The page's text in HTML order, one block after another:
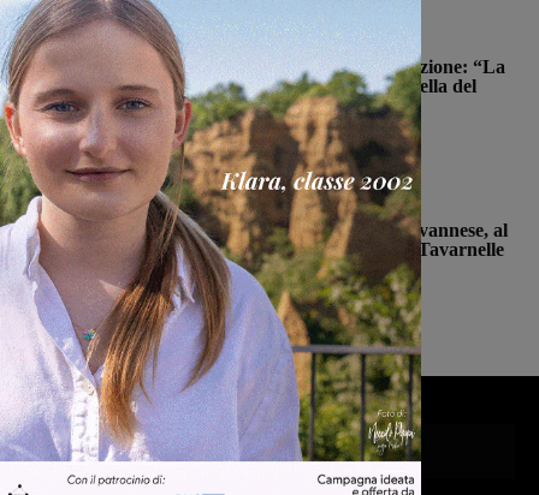
Politica
Reggello, i consiglieri di opposizione: “La
TARI 2026 resta più alta di quella del
2022”
Monica Campani - 8 Agosto 2026
San Giovanni Valdarno
Prima stagionale per la Sangiovannese, al
“Fedini” arriva il San Donato Tavarnelle
Michele Bossini - 8 Agosto 2026